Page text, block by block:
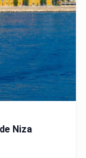
Niza